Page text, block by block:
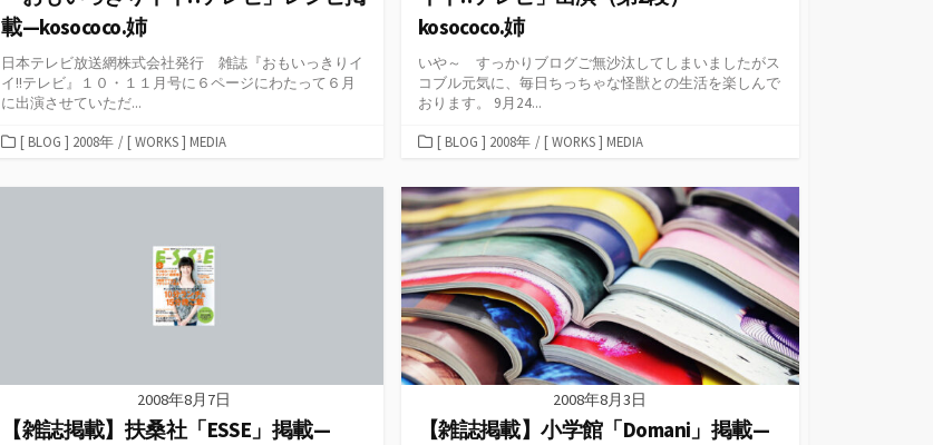
載—kosococo.姉
日本テレビ放送網株式会社発行 雑誌『おもいっきりイ
イ!!テレビ』１０・１１月号に６ページにわたって６月
に出演させていただ...
カ
ゴ
[ BLOG ] 2008年 / [ WORKS ] MEDIA
kosococo.姉
いや～ すっかりブログご無沙汰してしまいましたがス
コブル元気に、毎日ちっちゃな怪獣との生活を楽しんで
おります。 9月24...
カ
ゴ
リ
ー
[ BLOG ] 2008年 / [ WORKS ] MEDIA
2008年8月7日
【雑誌掲載】扶桑社「ESSE」掲載—
2008年8月3日
【雑誌掲載】小学館「Domani」掲載—